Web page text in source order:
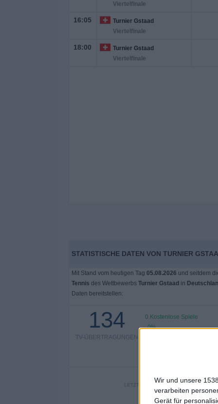
Wir und unsere
verarbeiten
Gerät für
Viertelfinale
16:05
Turnier Gstaad
Viertelfinale
18:00
Turnier Gstaad
Viertelfinale
STATISTISCHE DATEN VON TURNIER
Mit Stand vom heutigen Tag 05.08.2026 und seitdem
Tennis des Wettbewerbs Turnier Gstaad in
Daten bereitstellen:
134
TV-ÜBERTRAGUNGEN
0 Kostenlose Spiele
0%
LETZTES KOSTENLOSES SPIEL